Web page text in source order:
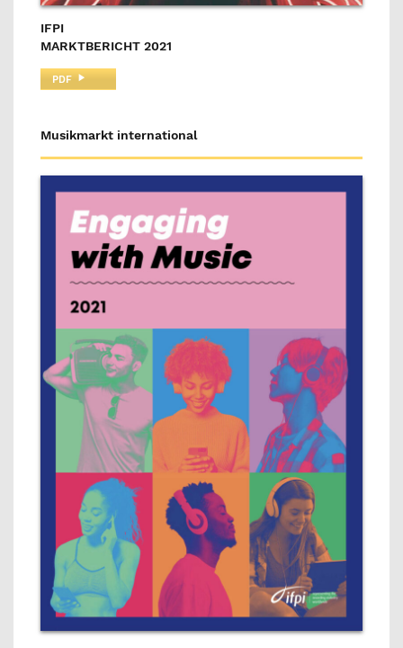
IFPI
MARKTBERICHT 2021
PDF
Musikmarkt international